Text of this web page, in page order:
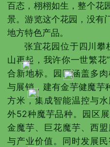
百态，栩栩如生，整个花
景。游览这个花园，没有
地方特色产品。
张宜花园位于四川攀
山再起，我许你一世繁
合新地标。园区涵盖多
与展销，建有金芋健魔芋
方米，集成智能温控与
外52种魔芋品种。园区
金魔芋、巨花魔芋、西
与产业价值。同时发展